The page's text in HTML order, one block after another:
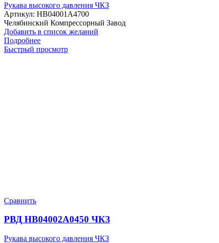
Рукава высокого давления ЧКЗ
Артикул: HB04001A4700
Челябинский Компрессорный Завод
Добавить в список желаний
Подробнее
Быстрый просмотр
Сравнить
РВД HB04002A0450 ЧКЗ
Рукава высокого давления ЧКЗ